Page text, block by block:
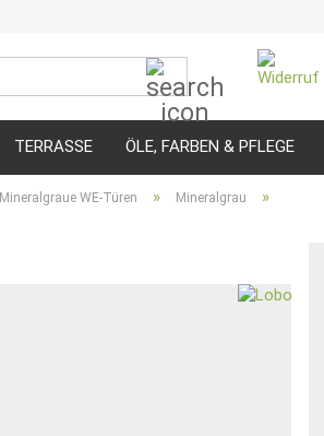
TERRASSE ÖLE, FARBEN & PFLEGE
Mineralgraue WE-Türen » Mineralgrau »